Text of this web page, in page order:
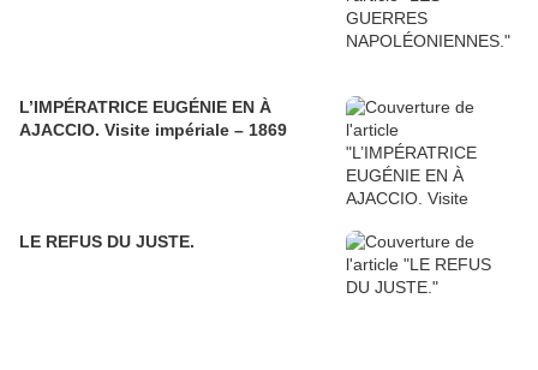
L’IMPÉRATRICE EUGÉNIE EN À
AJACCIO. Visite impériale – 1869
LE REFUS DU JUSTE.